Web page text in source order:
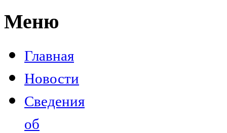
Меню
Главная
Новости
Сведения
об